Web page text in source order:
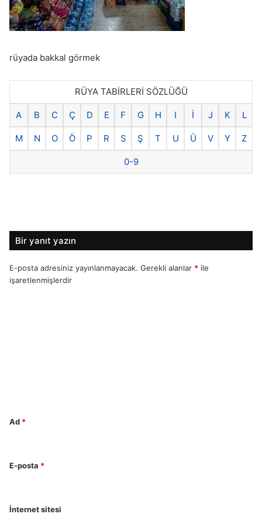
rüyada bakkal görmek
RÜYA TABİRLERİ SÖZLÜĞÜ
A B C Ç D E F G H I İ J K L
M N O Ö P R S Ş T U Ü V Y Z
0-9
Bir yanıt yazın
E-posta adresiniz yayınlanmayacak. Gerekli alanlar * ile
işaretlenmişlerdir
Ad *
E-posta *
İnternet sitesi